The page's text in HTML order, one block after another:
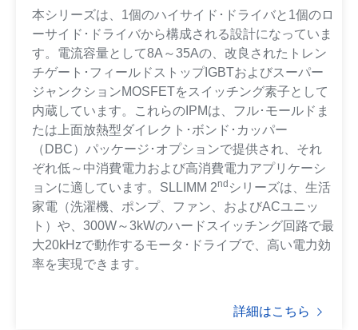
本シリーズは、1個のハイサイド･ドライバと1個のロ
ーサイド･ドライバから構成される設計になっていま
す。電流容量として8A～35Aの、改良されたトレン
チゲート･フィールドストップIGBTおよびスーパー
ジャンクションMOSFETをスイッチング素子として
内蔵しています。これらのIPMは、フル･モールドま
たは上面放熱型ダイレクト･ボンド･カッパー
（DBC）パッケージ･オプションで提供され、それ
ぞれ低～中消費電力および高消費電力アプリケーシ
ョンに適しています。SLLIMM 2nd シリーズは、生活
家電（洗濯機、ポンプ、ファン、およびACユニッ
ト）や、300W～3kWのハードスイッチング回路で最
大20kHzで動作するモータ･ドライブで、高い電力効
率を実現できます。
詳細はこちら